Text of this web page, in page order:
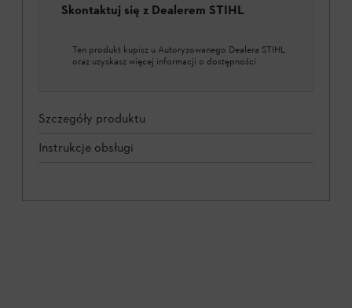
Skontaktuj się z Dealerem STIHL
Ten produkt kupisz u Autoryzowanego Dealera STIHL
oraz uzyskasz więcej informacji o dostępności
Szczegóły produktu
Instrukcje obsługi